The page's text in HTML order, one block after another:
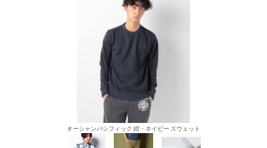
オーシャンパシフィック 紺・ネイビー スウェット